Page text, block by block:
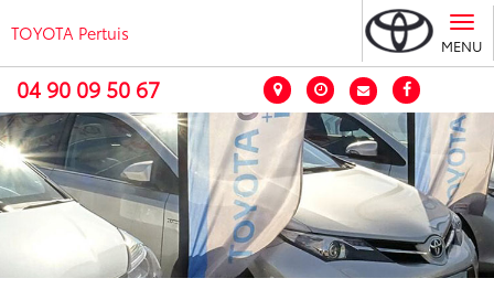
MENU
TOYOTA Pertuis
04 90 09 50 67